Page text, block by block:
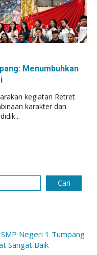
Menumbuhkan
kegiatan Retret
karakter dan
Cari
Negeri 1 Tumpang
Sangat Baik